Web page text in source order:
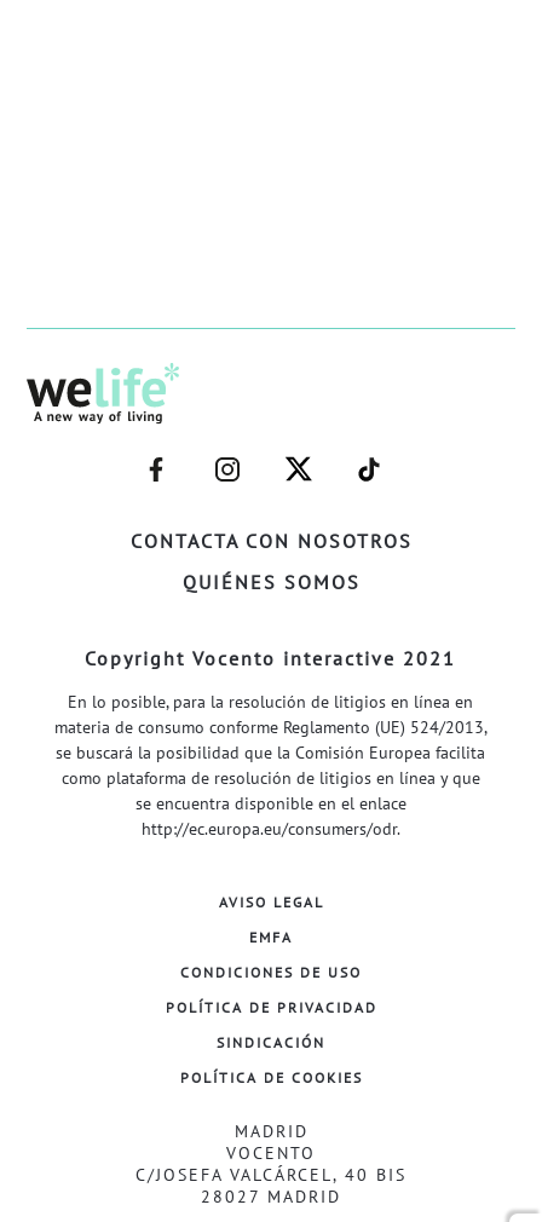
CONTACTA CON NOSOTROS
QUIÉNES SOMOS
–
FACEBOOK–
–
INSTAGRAM–
–
TWITTER–
–
WELIFE–
Copyright Vocento interactive 2021
En lo posible, para la resolución de litigios en línea en
materia de consumo conforme Reglamento (UE) 524/2013,
se buscará la posibilidad que la Comisión Europea facilita
como plataforma de resolución de litigios en línea y que
se encuentra disponible en el enlace
http://ec.europa.eu/consumers/odr.
AVISO LEGAL
EMFA
CONDICIONES DE USO
POLÍTICA DE PRIVACIDAD
SINDICACIÓN
POLÍTICA DE COOKIES
MADRID
VOCENTO
C/JOSEFA VALCÁRCEL, 40 BIS
28027 MADRID